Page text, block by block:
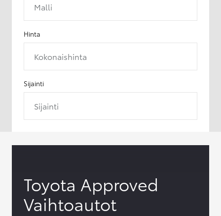
Malli
Hinta
Kokonaishinta
Sijainti
Sijainti
Toyota Approved
Vaihtoautot